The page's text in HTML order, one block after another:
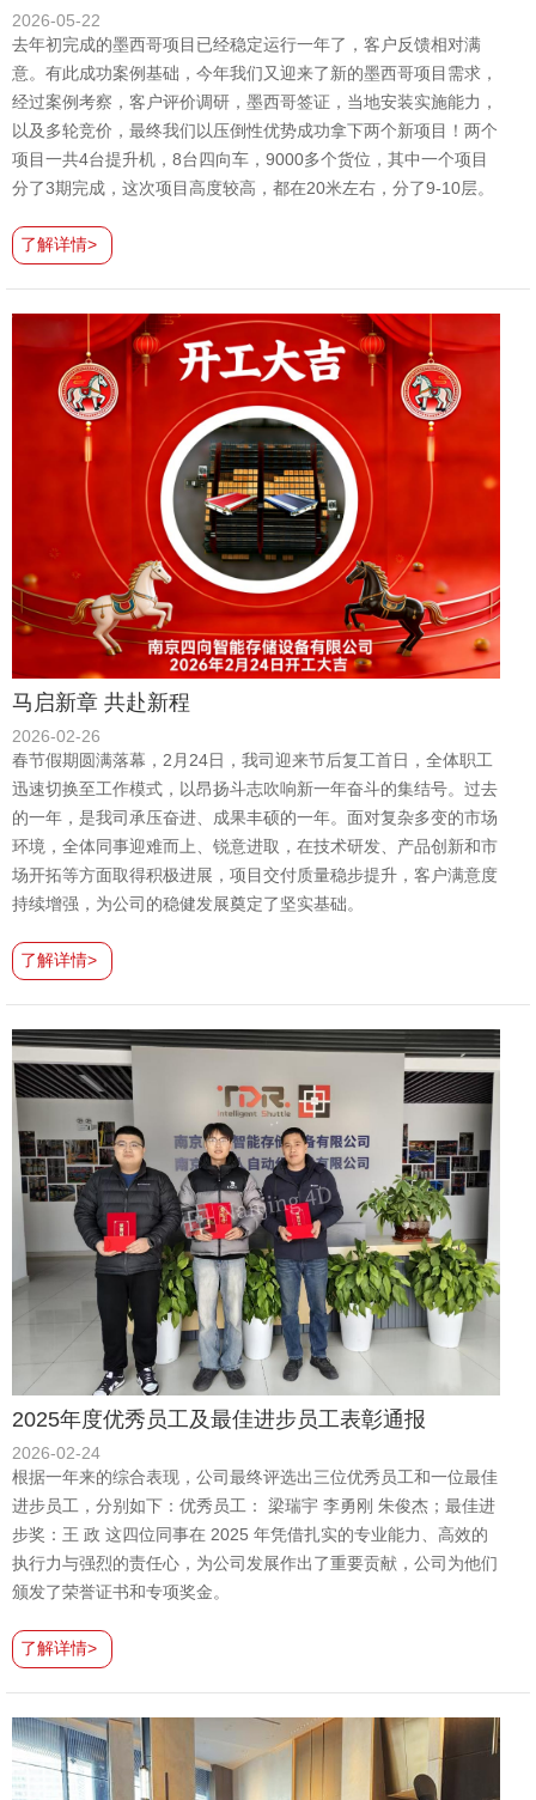
2026-05-22
去年初完成的墨西哥项目已经稳定运行一年了，客户反馈相对满
意。有此成功案例基础，今年我们又迎来了新的墨西哥项目需求，
经过案例考察，客户评价调研，墨西哥签证，当地安装实施能力，
以及多轮竞价，最终我们以压倒性优势成功拿下两个新项目！两个
项目一共4台提升机，8台四向车，9000多个货位，其中一个项目
分了3期完成，这次项目高度较高，都在20米左右，分了9-10层。
了解详情>
马启新章 共赴新程
2026-02-26
春节假期圆满落幕，2月24日，我司迎来节后复工首日，全体职工
迅速切换至工作模式，以昂扬斗志吹响新一年奋斗的集结号。过去
的一年，是我司承压奋进、成果丰硕的一年。面对复杂多变的市场
环境，全体同事迎难而上、锐意进取，在技术研发、产品创新和市
场开拓等方面取得积极进展，项目交付质量稳步提升，客户满意度
持续增强，为公司的稳健发展奠定了坚实基础。
了解详情>
2025年度优秀员工及最佳进步员工表彰通报
2026-02-24
根据一年来的综合表现，公司最终评选出三位优秀员工和一位最佳
进步员工，分别如下：优秀员工： 梁瑞宇 李勇刚 朱俊杰；最佳进
步奖：王 政 这四位同事在 2025 年凭借扎实的专业能力、高效的
执行力与强烈的责任心，为公司发展作出了重要贡献，公司为他们
颁发了荣誉证书和专项奖金。
了解详情>